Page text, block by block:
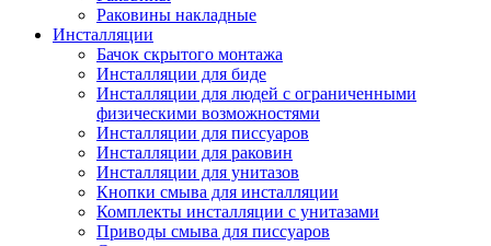
Раковины накладные
Инсталляции
Бачок скрытого монтажа
Инсталляции для биде
Инсталляции для людей с ограниченными
физическими возможностями
Инсталляции для писсуаров
Инсталляции для раковин
Инсталляции для унитазов
Кнопки смыва для инсталляции
Комплекты инсталляции с унитазами
Приводы смыва для писсуаров